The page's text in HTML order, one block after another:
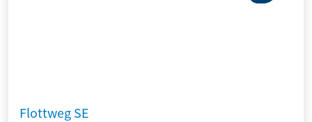
Flottweg SE